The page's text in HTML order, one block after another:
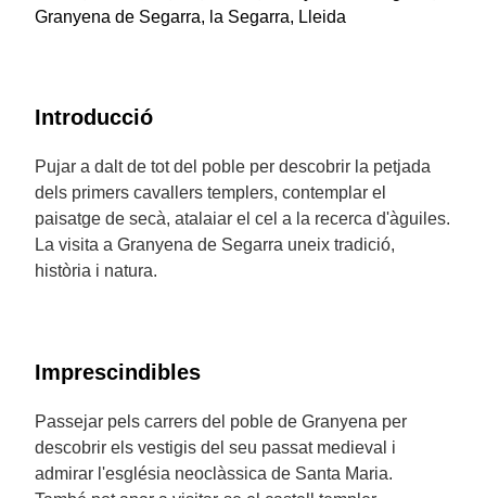
Granyena de Segarra, la Segarra, Lleida
Introducció
Pujar a dalt de tot del poble per descobrir la petjada
dels primers cavallers templers, contemplar el
paisatge de secà, atalaiar el cel a la recerca d'àguiles.
La visita a Granyena de Segarra uneix tradició,
història i natura.
Imprescindibles
Passejar pels carrers del poble de Granyena per
descobrir els vestigis del seu passat medieval i
admirar l'església neoclàssica de Santa Maria.